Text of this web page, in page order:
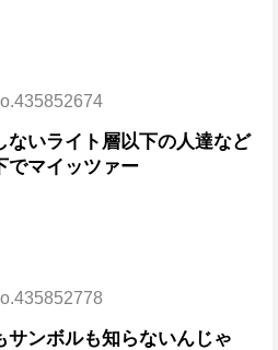
ないライト層以下の人達など
でマイッツァー
サンボルも知らないんじゃ